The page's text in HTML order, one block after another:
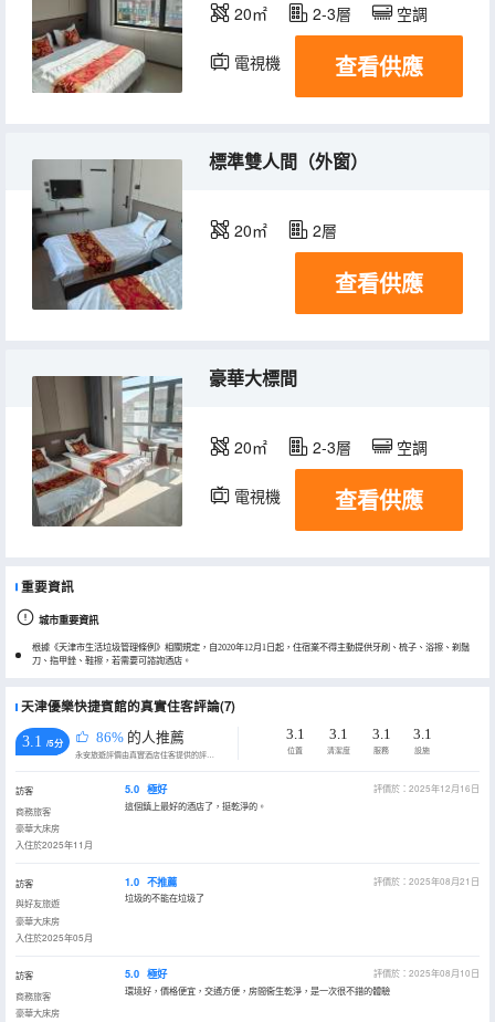
20㎡ 2-3層 空調
電視機 查看供應
標準雙人間（外窗）
20㎡ 2層
查看供應
豪華大標間
20㎡ 2-3層 空調
電視機 查看供應
重要資訊
城市重要資訊
根據《天津市生活垃圾管理條例》相關規定，自2020年12月1日起，住宿業不得主動提供牙刷、梳子、浴擦、剃鬚
刀、指甲銼、鞋擦，若需要可諮詢酒店。
天津優樂快捷賓館的真實住客評論(7)
3.1 /5分 86% 的人推薦
永安旅遊評價由真實酒店住客提供的評價。
3.1
位置
3.1
清潔度
3.1
服務
3.1
設施
訪客
商務旅客
豪華大床房
入住於2025年11月
5.0 極好
評價於：2025年12月16日
這個鎮上最好的酒店了，挺乾淨的。
訪客
與好友旅遊
豪華大床房
入住於2025年05月
1.0 不推薦
評價於：2025年08月21日
垃圾的不能在垃圾了
訪客
商務旅客
豪華大床房
5.0 極好
評價於：2025年08月10日
環境好，價格便宜，交通方便，房間衞生乾淨，是一次很不錯的體驗